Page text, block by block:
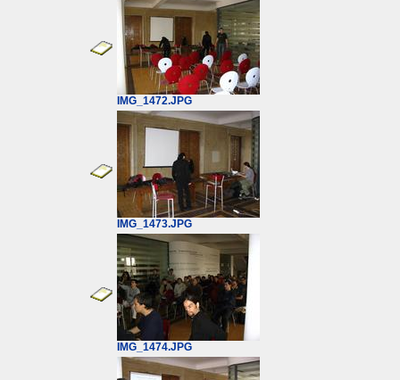
IMG_1472.JPG
IMG_1473.JPG
IMG_1474.JPG